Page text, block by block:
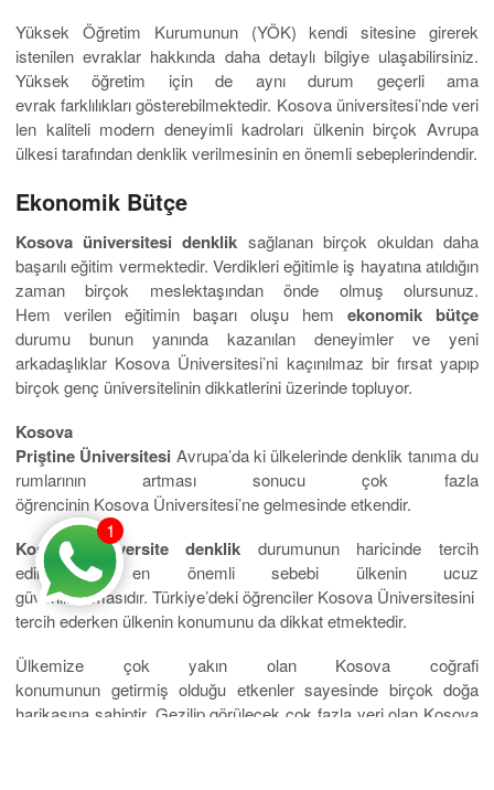
Yüksek Öğretim Kurumunun (YÖK) kendi sitesine girerek
istenilen evraklar hakkında daha detaylı bilgiye ulaşabilirsiniz.
Yüksek öğretim için de aynı durum geçerli ama
evrak farklılıkları gösterebilmektedir. Kosova üniversitesi’nde veri
len kaliteli modern deneyimli kadroları ülkenin birçok Avrupa
ülkesi tarafından denklik verilmesinin en önemli sebeplerindendir.
Ekonomik Bütçe
Kosova üniversitesi denklik sağlanan birçok okuldan daha
başarılı eğitim vermektedir. Verdikleri eğitimle iş hayatına atıldığın
zaman birçok meslektaşından önde olmuş olursunuz.
Hem verilen eğitimin başarı oluşu hem ekonomik bütçe
durumu bunun yanında kazanılan deneyimler ve yeni
arkadaşlıklar Kosova Üniversitesi’ni kaçınılmaz bir fırsat yapıp
birçok genç üniversitelinin dikkatlerini üzerinde topluyor.
Kosova
Priştine Üniversitesi Avrupa’da ki ülkelerinde denklik tanıma du
rumlarının artması sonucu çok fazla
öğrencinin Kosova Üniversitesi’ne gelmesinde etkendir.
Kosova Üniversite denklik durumunun haricinde tercih
edilmesinin en önemli sebebi ülkenin ucuz
güvenilir olmasıdır. Türkiye’deki öğrenciler Kosova Üniversitesini
tercih ederken ülkenin konumunu da dikkat etmektedir.
Ülkemize çok yakın olan Kosova coğrafi
konumunun getirmiş olduğu etkenler sayesinde birçok doğa
harikasına sahiptir. Gezilip görülecek çok fazla yeri olan Kosova
1